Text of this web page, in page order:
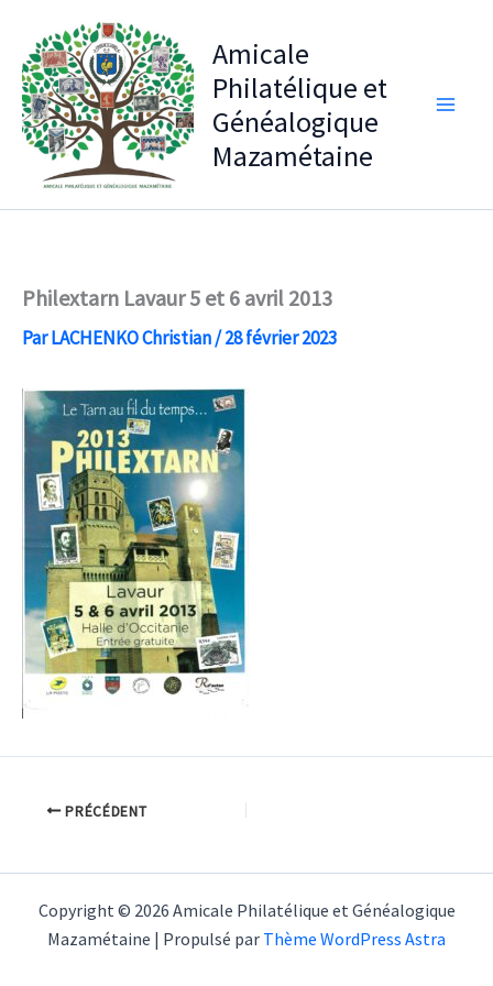
contenu
Amicale
Philatélique et
Généalogique
Mazamétaine
Philextarn Lavaur 5 et 6 avril 2013
ParLACHENKO Christian/28 février 2023
PRÉCÉDENT
Copyright © 2026 Amicale Philatélique et Généalogique
Mazamétaine | Propulsé par Thème WordPress Astra